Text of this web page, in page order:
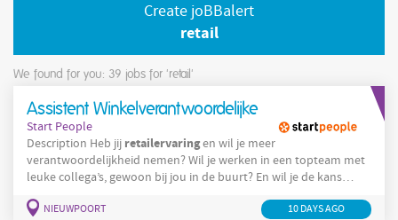
Create joBBalert
retail
We found for you: 39 jobs for 'retail'
Assistent Winkelverantwoordelijke
Start People
Description Heb jij retailervaringen wil je meer
verantwoordelijkheid nemen? Wil je werken in een topteam met
leuke collega’s, gewoon bij jou in de buurt? En wil je de kans
organisatie ? Dan is dit jouw kans! Wat zijn jouw taken? Als
NIEUWPOORT 10 DAYS AGO